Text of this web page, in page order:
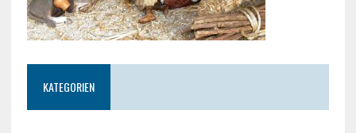
KATEGORIEN